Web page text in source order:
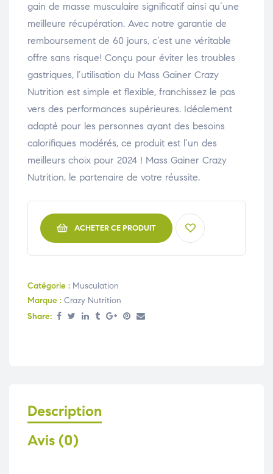
gain de masse musculaire significatif ainsi qu’une
meilleure récupération. Avec notre garantie de
remboursement de 60 jours, c’est une véritable
offre sans risque! Conçu pour éviter les troubles
gastriques, l’utilisation du Mass Gainer Crazy
Nutrition est simple et flexible, franchissez le pas
vers des performances supérieures. Idéalement
adapté pour les personnes ayant des besoins
calorifiques modérés, ce produit est l’un des
meilleurs choix pour 2024 ! Mass Gainer Crazy
Nutrition, le partenaire de votre réussite.
ACHETER CE PRODUIT
Catégorie : Musculation
Marque : Crazy Nutrition
Share:
Description
Avis (0)